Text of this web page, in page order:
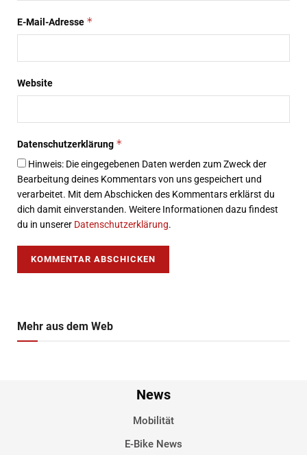
E-Mail-Adresse *
Website
Datenschutzerklärung *
Hinweis: Die eingegebenen Daten werden zum Zweck der
Bearbeitung deines Kommentars von uns gespeichert und
verarbeitet. Mit dem Abschicken des Kommentars erklärst du
dich damit einverstanden. Weitere Informationen dazu findest
du in unserer Datenschutzerklärung.
Mehr aus dem Web
News
Mobilität
E-Bike News